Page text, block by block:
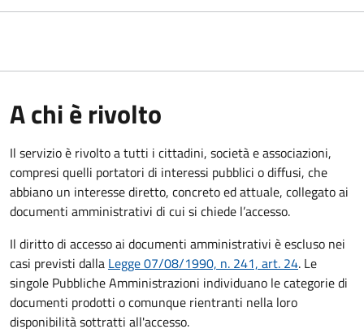
A chi è rivolto
Il servizio è rivolto a tutti i cittadini, società e associazioni,
compresi quelli portatori di interessi pubblici o diffusi, che
abbiano un interesse diretto, concreto ed attuale, collegato ai
documenti amministrativi di cui si chiede l’accesso.
Il diritto di accesso ai documenti amministrativi è escluso nei
casi previsti dalla Legge 07/08/1990, n. 241, art. 24. Le
singole Pubbliche Amministrazioni individuano le categorie di
documenti prodotti o comunque rientranti nella loro
disponibilità sottratti all'accesso.